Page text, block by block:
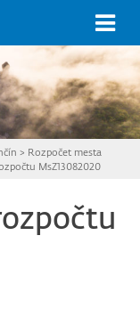
> Rozpočet mesta
MsZ13082020